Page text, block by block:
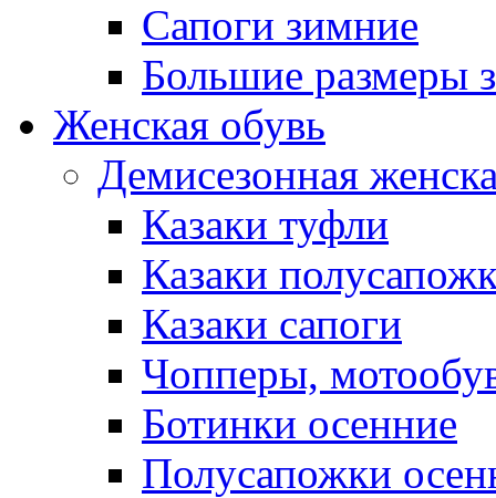
Сапоги зимние
Большие размеры
Женская обувь
Демисезонная
Казаки туфли
Казаки
Казаки сапоги
Чопперы,
Ботинки осенние
Полусапожки